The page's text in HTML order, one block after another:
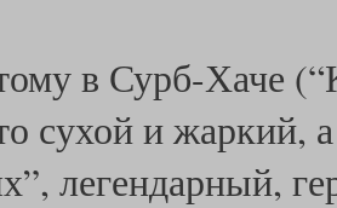
в Сурб-Хаче
сухой и жаркий,
легендарный,